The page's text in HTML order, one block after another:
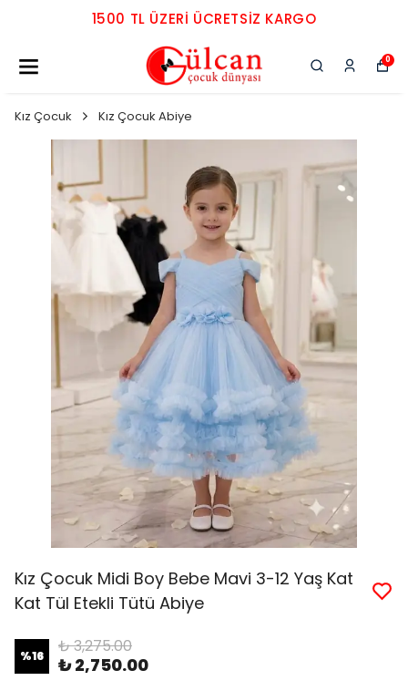
1500 TL ÜZERI ÜCRETSIZ KARGO
0
Kız Çocuk Kız Çocuk Abiye
Kız Çocuk Midi Boy Bebe Mavi 3-12 Yaş Kat
Kat Tül Etekli Tütü Abiye
%16 ₺ 3,275.00
₺ 2,750.00